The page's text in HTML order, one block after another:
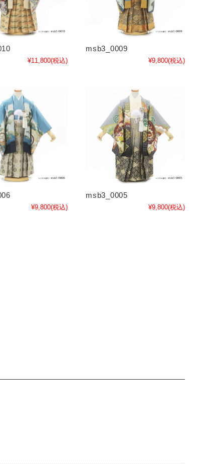
¥11,800(税込)
msb3_0009
¥9,800(税込)
¥9,800(税込)
msb3_0005
¥9,800(税込)